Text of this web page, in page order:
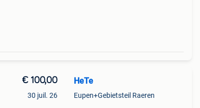
€ 100,00
30 juil. 26
HeTe
Eupen+Gebietsteil Raeren